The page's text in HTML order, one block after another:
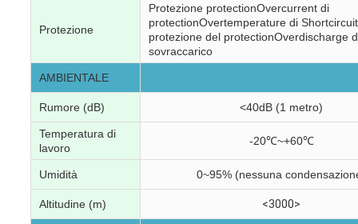
Protezione
Protezione protectionOvercurrent di
protectionOvertemperature di
protezione del protectionOverdischarge
sovraccarico
AMBIENTALE
Rumore (dB) <40dB (1 metro)
Temperatura di
lavoro
-20℃~+60℃
Umidità 0~95% (nessuna
Altitudine (m) <3000>